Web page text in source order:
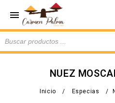
NUEZ
Inicio / Especias /